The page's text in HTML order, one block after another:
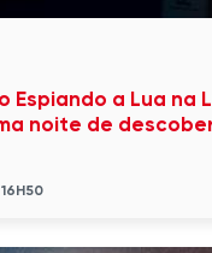
Espiando a Lua na
noite de